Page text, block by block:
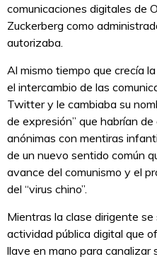
comunicaciones digitales de
Zuckerberg como
autorizaba.
Al mismo tiempo que crecía
el intercambio de las
Twitter y le cambiaba su
de expresión” que habrían
anónimas con mentiras
de un nuevo sentido común
avance del comunismo y el
del “virus chino”.
Mientras la clase dirigente
actividad pública digital que
llave en mano para canalizar